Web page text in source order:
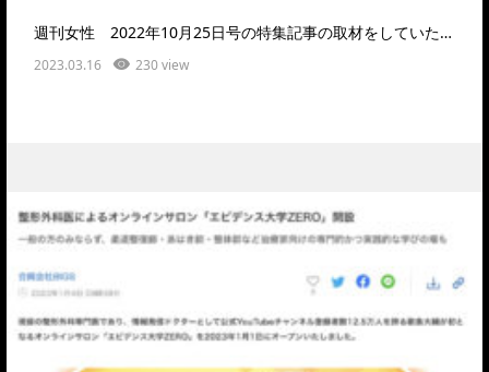
週刊女性 2022年10月25日号の特集記事の取材をしていただきました。記事内容はこちら…
2023.03.16 230 view